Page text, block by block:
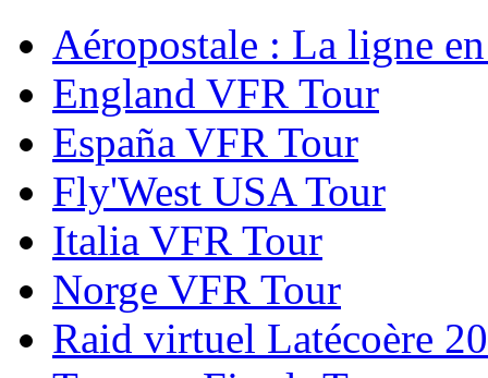
Aéropostale : La ligne
England VFR Tour
España VFR Tour
Fly'West USA Tour
Italia VFR Tour
Norge VFR Tour
Raid virtuel Latécoère